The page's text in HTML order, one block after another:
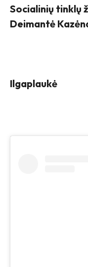
Socialinių tinklų
Deimantė
Ilgaplaukė